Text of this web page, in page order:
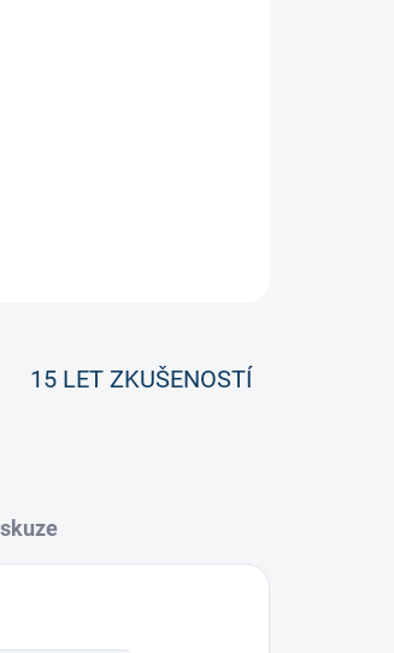
15 LET ZKUŠENOSTÍ